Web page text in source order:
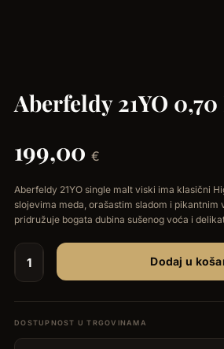
Aberfeldy 21YO 0,70
199,00 €
Aberfeldy 21YO single malt viski ima klasični
slojevima meda, orašastim sladom i pikantnim
pridružuje bogata dubina sušenog voća i
Aberfeldy
0,70
L
Dodaj u